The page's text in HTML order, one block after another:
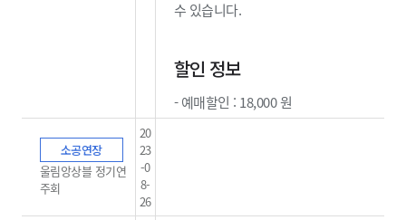
수 있습니다.​
할인 정보
- 예매할인 : 18,000 원
소공연장
울림앙상블 정기연
주회
20
23
-0
8-
26